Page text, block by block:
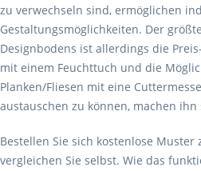
zu verwechseln sind, ermöglichen
Gestaltungsmöglichkeiten. Der
Designbodens ist allerdings die
mit einem Feuchttuch und die
Planken/Fliesen mit eine
austauschen zu können, machen ihn
Bestellen Sie sich kostenlose
vergleichen Sie selbst. Wie das